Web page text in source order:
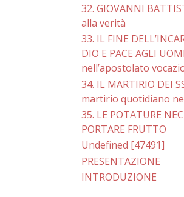
32. GIOVANNI
alla verità
33. IL FINE
DIO E PACE AGLI
nell’apostolato
34. IL MARTIRIO DEI
martirio quotidiano
35. LE POTATURE
PORTARE FRUTTO
Undefined [47491]
PRESENTAZIONE
INTRODUZIONE